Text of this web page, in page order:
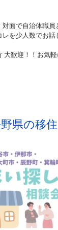
面で自治体職員
を少人数でお
大歓迎！！お気
県の移